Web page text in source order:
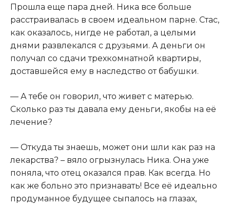
Прошла еще пара дней. Ника все больше
расстраивалась в своем идеальном парне. Стас,
как оказалось, нигде не работал, а целыми
днями развлекался с друзьями. А деньги он
получал со сдачи трехкомнатной квартиры,
доставшейся ему в наследство от бабушки.
— А тебе он говорил, что живет с матерью.
Сколько раз ты давала ему деньги, якобы на её
лечение?
— Откуда ты знаешь, может они шли как раз на
лекарства? – вяло огрызнулась Ника. Она уже
поняла, что отец оказался прав. Как всегда. Но
как же больно это признавать! Все её идеально
продуманное будущее сыпалось на глазах,